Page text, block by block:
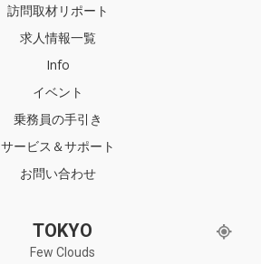
訪問取材リポート
求人情報一覧
Info
イベント
乗務員の手引き
サービス＆サポート
お問い合わせ
TOKYO
Few Clouds